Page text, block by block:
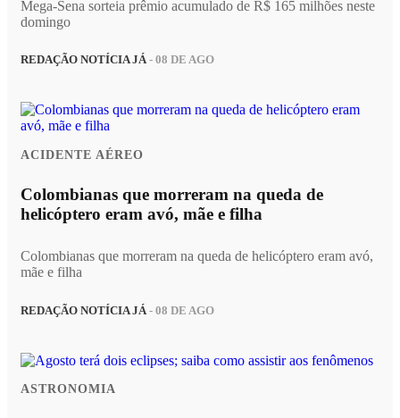
Mega-Sena sorteia prêmio acumulado de R$ 165 milhões neste
domingo
REDAÇÃO NOTÍCIA JÁ- 08 DE AGO
ACIDENTE AÉREO
Colombianas que morreram na queda de
helicóptero eram avó, mãe e filha
Colombianas que morreram na queda de helicóptero eram avó,
mãe e filha
REDAÇÃO NOTÍCIA JÁ - 08 DE AGO
ASTRONOMIA